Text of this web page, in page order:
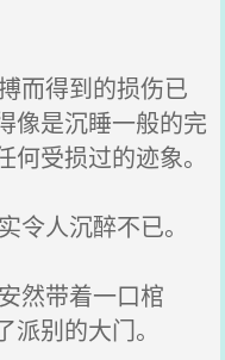
而得到的损伤已
像是沉睡一般的完
受损过的迹象。
人沉醉不已。
然带着一口棺
别的大门。